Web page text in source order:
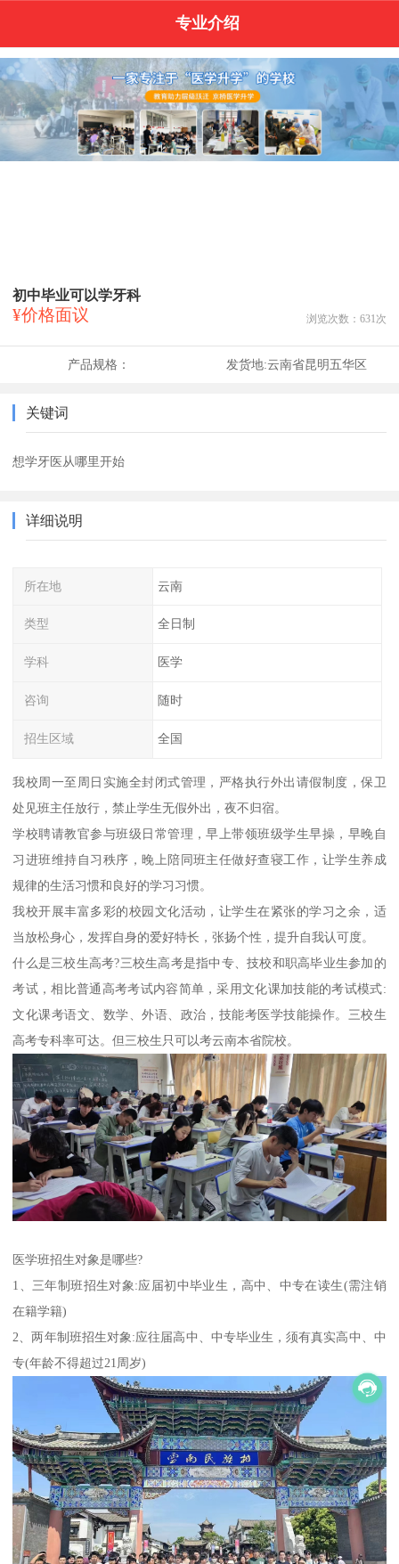
专业介绍
初中毕业可以学牙科
¥价格面议 浏览次数： 631 次
产品规格： 发货地:云南省昆明五华区
关键词
想学牙医从哪里开始
详细说明
所在地 云南
类型 全日制
学科 医学
咨询 随时
招生区域 全国
我校周一至周日实施全封闭式管理，严格执行外出请假制度，保卫
处见班主任放行，禁止学生无假外出，夜不归宿。
学校聘请教官参与班级日常管理，早上带领班级学生早操，早晚自
习进班维持自习秩序，晚上陪同班主任做好查寝工作，让学生养成
规律的生活习惯和良好的学习习惯。
我校开展丰富多彩的校园文化活动，让学生在紧张的学习之余，适
当放松身心，发挥自身的爱好特长，张扬个性，提升自我认可度。
什么是三校生高考?三校生高考是指中专、技校和职高毕业生参加的
考试，相比普通高考考试内容简单，采用文化课加技能的考试模式:
文化课考语文、数学、外语、政治，技能考医学技能操作。三校生
高考专科率可达。但三校生只可以考云南本省院校。
医学班招生对象是哪些?
1、三年制班招生对象:应届初中毕业生，高中、中专在读生(需注销
在籍学籍)
2、两年制班招生对象:应往届高中、中专毕业生，须有真实高中、中
专(年龄不得超过21周岁)